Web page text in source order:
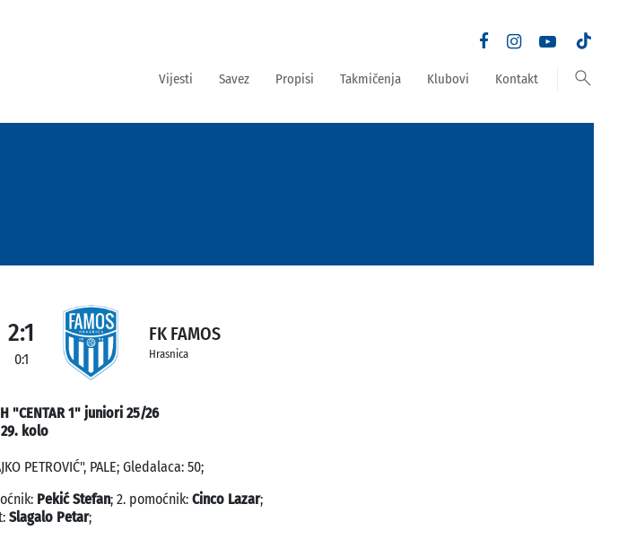
Vijesti Savez Propisi Takmičenja Klubovi Kontakt search
2:1
0:1
FK FAMOS
Hrasnica
"CENTAR 1" juniori 25/26
29. kolo
PETROVIĆ", PALE; Gledalaca: 50;
Pekić Stefan; 2. pomoćnik: Cinco Lazar;
Slagalo Petar;